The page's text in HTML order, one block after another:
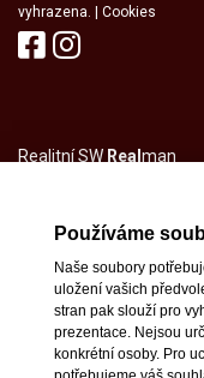
vyhrazena. | Cookies
Realitní SW Real man
Používáme
Naše soubory
uložení vašich
stran pak slouží pro
prezentace. Nejsou
konkrétní osoby. Pro